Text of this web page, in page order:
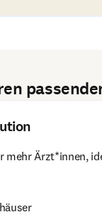
mehr Ärzt*innen,